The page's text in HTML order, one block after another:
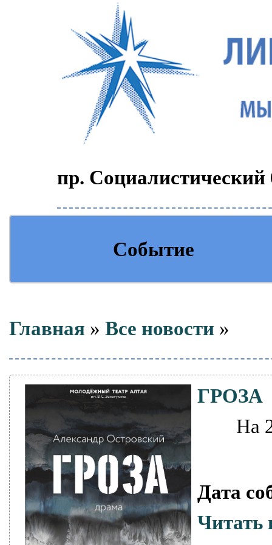
пр. Социалистический
Событие
Главная » Все новости »
ГРОЗА
На
Дата
Читать